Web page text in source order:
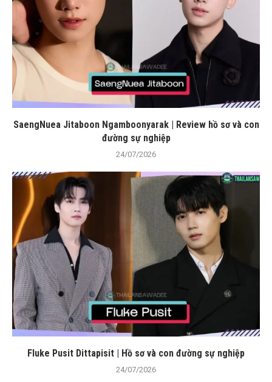
SaengNuea Jitaboon Ngamboonyarak | Review hồ sơ và con
đường sự nghiệp
24/07/2026
Fluke Pusit Dittapisit | Hồ sơ và con đường sự nghiệp
24/07/2026